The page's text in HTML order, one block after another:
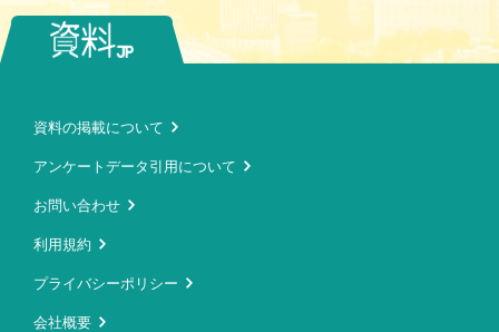
資料の掲載について
アンケートデータ引用について
お問い合わせ
利用規約
プライバシーポリシー
会社概要